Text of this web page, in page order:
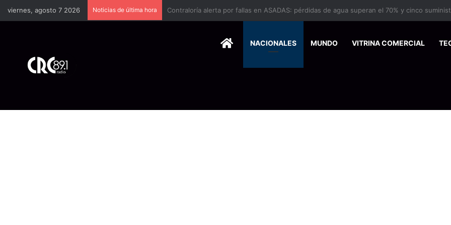
viernes, agosto 7 2026 Noticias de última hora
HOMENACIONALES MUNDO VITRINA COMERCIAL